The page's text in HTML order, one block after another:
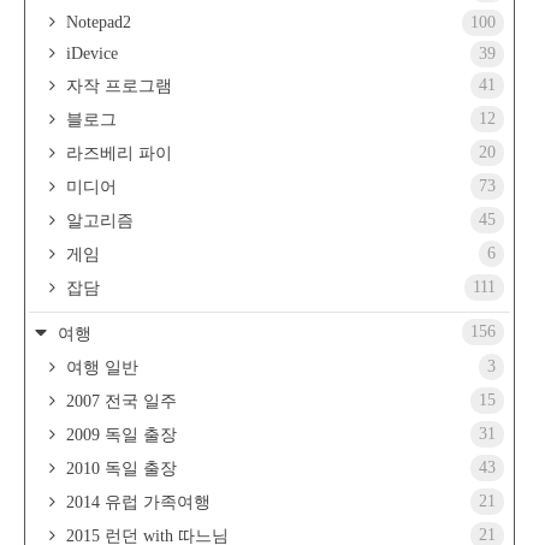
Notepad2
100
iDevice
39
자작 프로그램
41
블로그
12
라즈베리 파이
20
미디어
73
알고리즘
45
게임
6
잡담
111
여행
156
여행 일반
3
2007 전국 일주
15
2009 독일 출장
31
2010 독일 출장
43
2014 유럽 가족여행
21
2015 런던 with 따느님
21